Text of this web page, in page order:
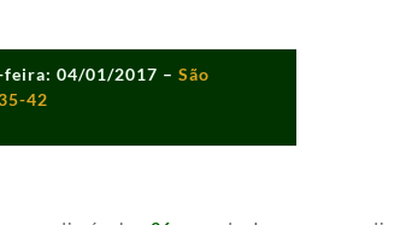
feira: 04/01/2017 – São
42